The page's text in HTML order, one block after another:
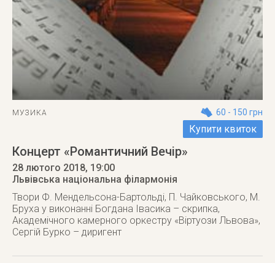
МУЗИКА 60 - 150 грн
Купити квиток
Концерт «Романтичний Вечір»
28 лютого 2018, 19:00
Львівська національна філармонія
Твори Ф. Мендельсона-Бартольді, П. Чайковського, М.
Бруха у виконанні Богдана Івасика – скрипка,
Академічного камерного оркестру «Віртуози Львова»,
Сергій Бурко – диригент